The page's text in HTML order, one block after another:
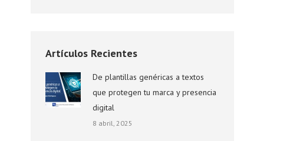
Artículos Recientes
De plantillas genéricas a textos
que protegen tu marca y presencia
digital
8 abril, 2025